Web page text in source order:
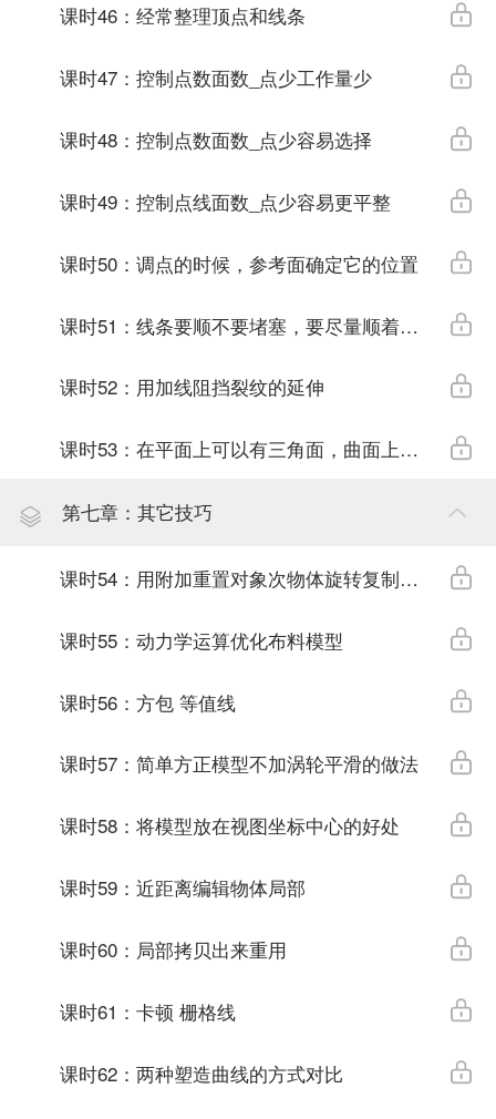
课时46：经常整理顶点和线条
课时47：控制点数面数_点少工作量少
课时48：控制点数面数_点少容易选择
课时49：控制点线面数_点少容易更平整
课时50：调点的时候，参考面确定它的位置
课时51：线条要顺不要堵塞，要尽量顺着结构
课时52：用加线阻挡裂纹的延伸
课时53：在平面上可以有三角面，曲面上不行
第七章：其它技巧
课时54：用附加重置对象次物体旋转复制的3个方法
课时55：动力学运算优化布料模型
课时56：方包 等值线
课时57：简单方正模型不加涡轮平滑的做法
课时58：将模型放在视图坐标中心的好处
课时59：近距离编辑物体局部
课时60：局部拷贝出来重用
课时61：卡顿 栅格线
课时62：两种塑造曲线的方式对比